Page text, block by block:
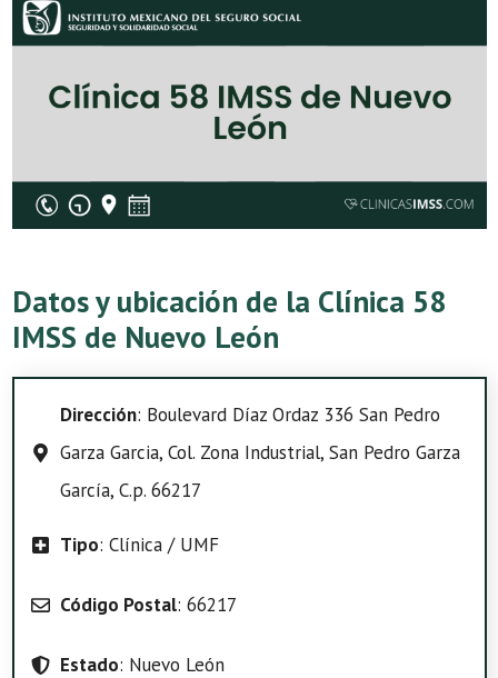
Datos y ubicación de la Clínica 58
IMSS de Nuevo León
Dirección: Boulevard Díaz Ordaz 336 San Pedro
Garza Garcia, Col. Zona Industrial, San Pedro Garza
García, C.p. 66217
Tipo: Clínica / UMF
Código Postal: 66217
Estado: Nuevo León